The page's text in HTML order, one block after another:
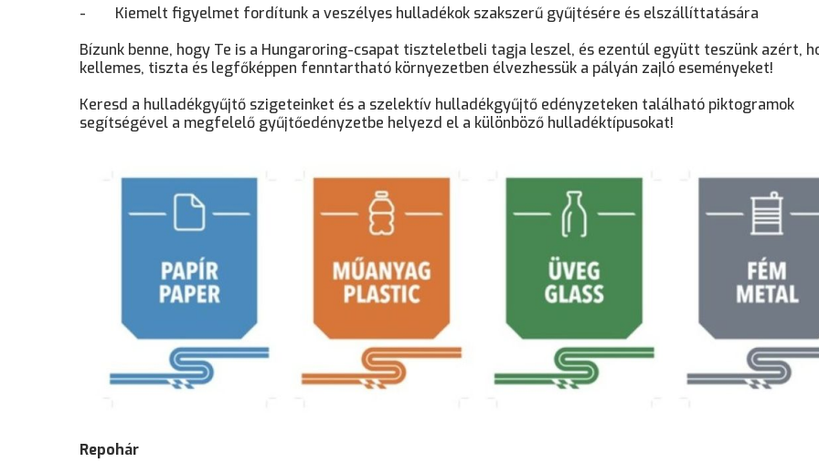
-
Kiemelt figyelmet fordítunk a veszélyes hulladékok szakszerű gyűjtésére és elszállíttatására
Bízunk benne, hogy Te is a Hungaroring-csapat tiszteletbeli tagja leszel, és ezentúl együtt teszünk azért,
kellemes, tiszta és legfőképpen fenntartható környezetben élvezhessük a pályán zajló eseményeket!
Keresd a hulladékgyűjtő szigeteinket és a szelektív hulladékgyűjtő edényzeteken található piktogramok
segítségével a megfelelő gyűjtőedényzetbe helyezd el a különböző hulladéktípusokat!
Repohár